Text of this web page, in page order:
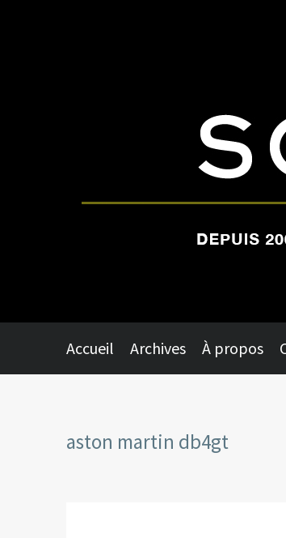
Accueil Archives À propos
aston martin db4gt